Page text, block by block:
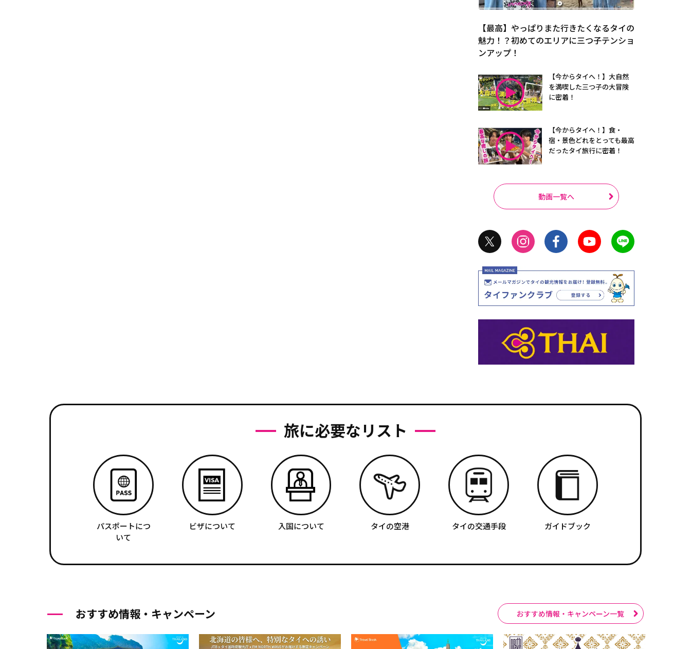
【最高】やっぱりまた行きたくなるタイの
魅力！？初めてのエリアに三つ子テンショ
ンアップ！
【今からタイへ！】大自然
を満喫した三つ子の大冒険
に密着！
【今からタイへ！】食・
宿・景色どれをとっても最高
だったタイ旅行に密着！
動画一覧へ
旅に必要なリスト
パスポートにつ
いて
ビザについて 入国について タイの空港 タイの交通手段 ガイドブック
おすすめ情報・キャンペーン おすすめ情報・キャンペーン一覧